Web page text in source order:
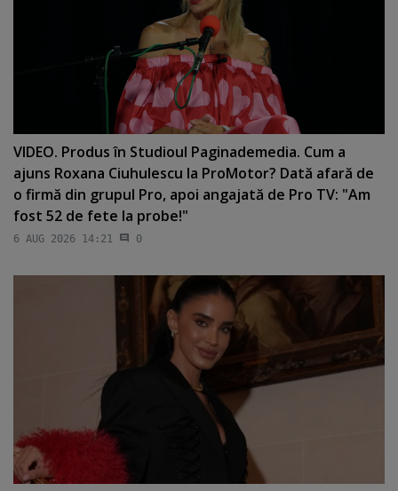
VIDEO. Produs în Studioul Paginademedia. Cum a
ajuns Roxana Ciuhulescu la ProMotor? Dată afară de
o firmă din grupul Pro, apoi angajată de Pro TV: "Am
fost 52 de fete la probe!"
6 AUG 2026 14:21 0